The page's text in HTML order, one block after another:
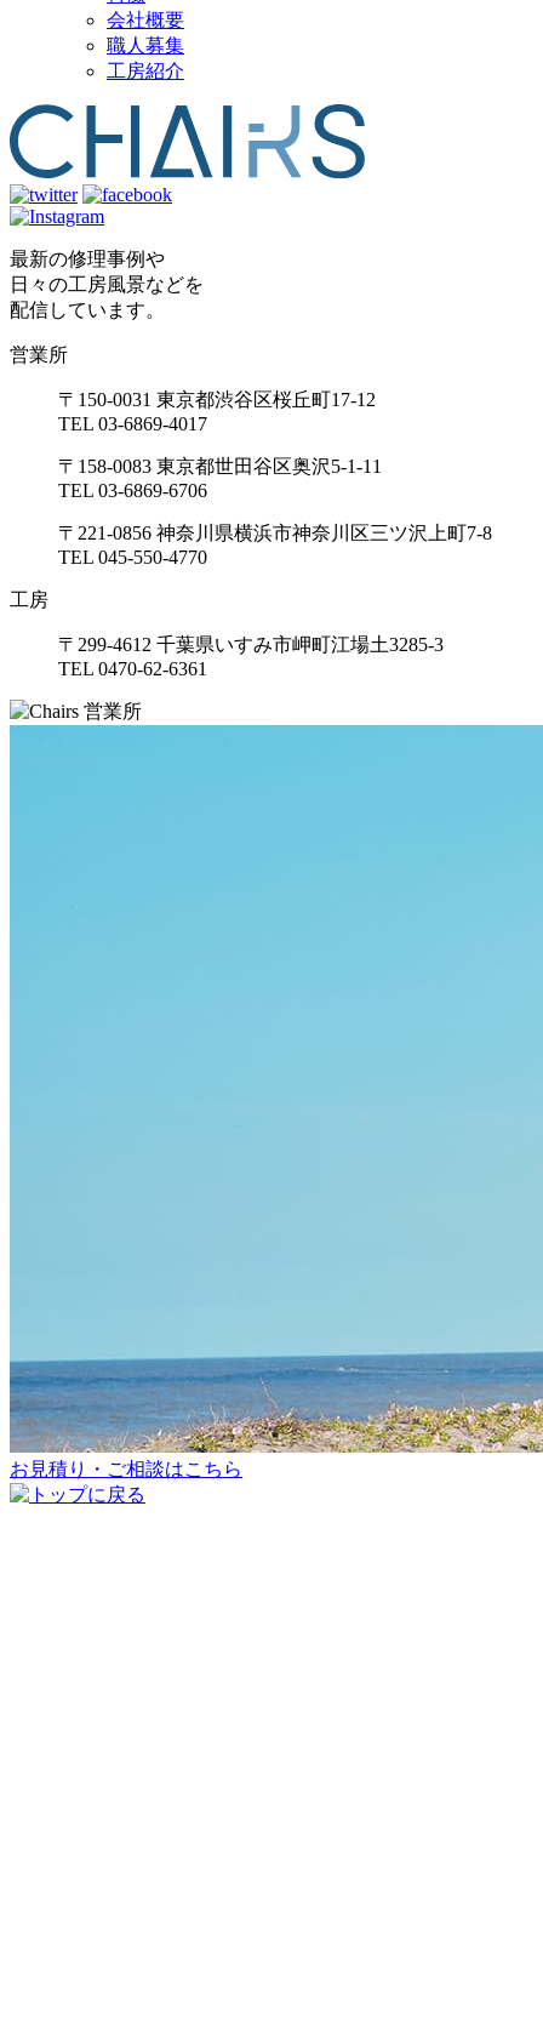
会社概要
職人募集
工房紹介
最新の修理事例や
日々の工房風景などを
配信しています。
営業所
〒150-0031 東京都渋谷区桜丘町17-12
TEL 03-6869-4017
〒158-0083 東京都世田谷区奥沢5-1-11
TEL 03-6869-6706
〒221-0856 神奈川県横浜市神奈川区三ツ沢上町7-8
TEL 045-550-4770
工房
〒299-4612 千葉県いすみ市岬町江場土3285-3
TEL 0470-62-6361
お見積り・ご相談はこちら